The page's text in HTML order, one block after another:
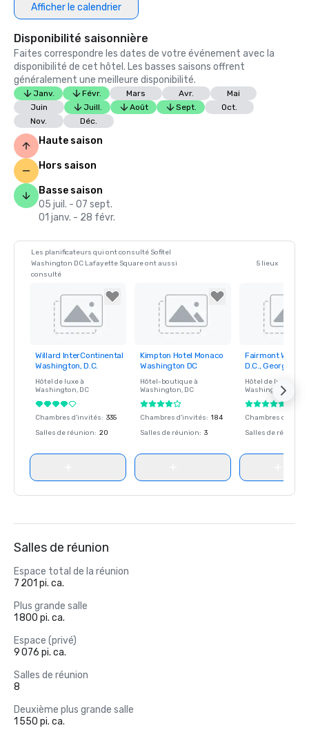
Afficher le calendrier
Disponibilité saisonnière
Faites correspondre les dates de votre événement avec la
disponibilité de cet hôtel. Les basses saisons offrent
généralement une meilleure disponibilité.
Janv. Févr. Mars Avr.
Mai
Juin
Juill. Août Sept.
Oct.
Nov.
Déc.
Haute saison
Hors saison
Basse saison
05 juil. - 07 sept.
01 janv. - 28 févr.
Les planificateurs qui ont consulté Sofitel
Washington DC Lafayette Square ont aussi
consulté
5 lieux
Removed from
favorites
Willard InterContinental
Washington, D.C.
Hôtel de luxe à
Washington, DC
Chambres d'invités: 335
Salles de réunion: 20
Removed from
favorites
Kimpton Hotel Monaco
Washington DC
Hôtel-boutique à
Washington, DC
Chambres d'invités: 184
Salles de réunion: 3
Removed
favorites
Fairmont
D.C.,
Hôtel de luxe à
Washington
Chambres
Salles de réunion
Salles de réunion
Espace total de la réunion
7 201 pi. ca.
Plus grande salle
1 800 pi. ca.
Espace (privé)
9 076 pi. ca.
Salles de réunion
8
Deuxième plus grande salle
1 550 pi. ca.